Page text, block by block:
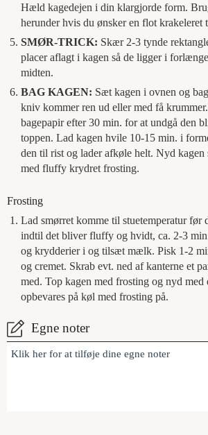
Hæld kagedejen i din klargjorde form.
herunder hvis du ønsker en flot krakeleret
SMØR-TRICK: Skær 2-3 tynde
placer aflagt i kagen så de ligger i
midten.
BAG KAGEN: Sæt kagen i ovnen og
kniv kommer ren ud eller med få
bagepapir efter 30 min. for at undgå den
toppen. Lad kagen hvile 10-15 min. i
den til rist og lader afkøle helt. Nyd kagen
med fluffy krydret frosting.
Frosting
Lad smørret komme til stuetemperatur før
indtil det bliver fluffy og hvidt, ca. 2-3
og krydderier i og tilsæt mælk. Pisk 1-2
og cremet. Skrab evt. ned af kanterne et
med. Top kagen med frosting og nyd med
opbevares på køl med frosting på.
Egne noter
Klik her for at tilføje dine egne noter